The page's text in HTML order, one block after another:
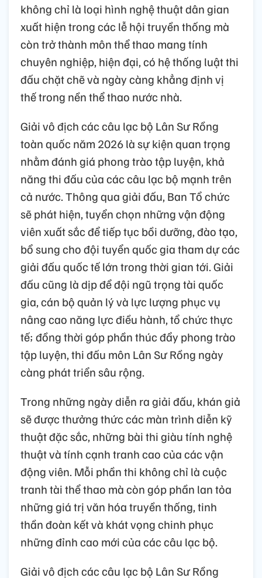
không chỉ là loại hình nghệ thuật dân gian
xuất hiện trong các lễ hội truyền thống mà
còn trở thành môn thể thao mang tính
chuyên nghiệp, hiện đại, có hệ thống luật thi
đấu chặt chẽ và ngày càng khẳng định vị
thế trong nền thể thao nước nhà.
Giải vô địch các câu lạc bộ Lân Sư Rồng
toàn quốc năm 2026 là sự kiện quan trọng
nhằm đánh giá phong trào tập luyện, khả
năng thi đấu của các câu lạc bộ mạnh trên
cả nước. Thông qua giải đấu, Ban Tổ chức
sẽ phát hiện, tuyển chọn những vận động
viên xuất sắc để tiếp tục bồi dưỡng, đào tạo,
bổ sung cho đội tuyển quốc gia tham dự các
giải đấu quốc tế lớn trong thời gian tới. Giải
đấu cũng là dịp để đội ngũ trọng tài quốc
gia, cán bộ quản lý và lực lượng phục vụ
nâng cao năng lực điều hành, tổ chức thực
tế; đồng thời góp phần thúc đẩy phong trào
tập luyện, thi đấu môn Lân Sư Rồng ngày
càng phát triển sâu rộng.
Trong những ngày diễn ra giải đấu, khán giả
sẽ được thưởng thức các màn trình diễn kỹ
thuật đặc sắc, những bài thi giàu tính nghệ
thuật và tính cạnh tranh cao của các vận
động viên. Mỗi phần thi không chỉ là cuộc
tranh tài thể thao mà còn góp phần lan tỏa
những giá trị văn hóa truyền thống, tinh
thần đoàn kết và khát vọng chinh phục
những đỉnh cao mới của các câu lạc bộ.
Giải vô địch các câu lạc bộ Lân Sư Rồng